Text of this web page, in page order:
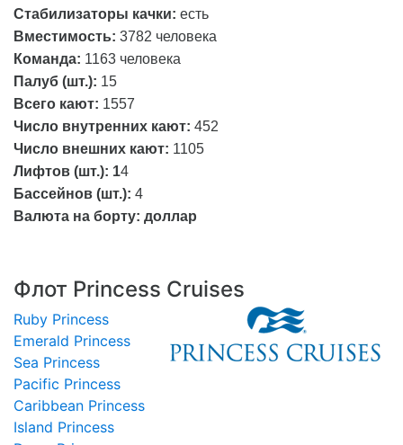
Вместимость:3782 человека
Команда:1163 человека
Палуб (шт.):15
Всего кают:1557
Число внутренних кают:
Число внешних кают:1105
Лифтов (шт.): 14
Бассейнов (шт.):
Валюта на борту:
Флот Princess Cruises
Emerald Princess
Sea Princess
Pacific Princess
Caribbean Princess
Island Princess
Dawn Princess